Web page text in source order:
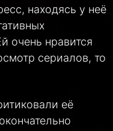
находясь у неё
очень нравится
сериалов, то
её